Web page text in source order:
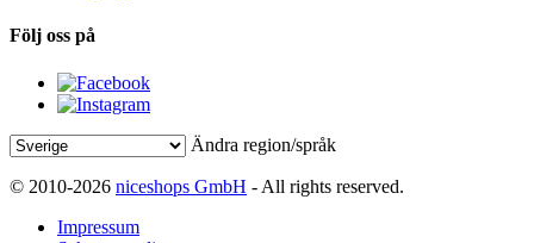
Följ oss på
Ändra region/språk
© 2010-2026 niceshops GmbH - All rights reserved.
Impressum